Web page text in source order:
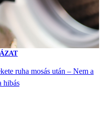
ruha mosás után – Nem a
hibás